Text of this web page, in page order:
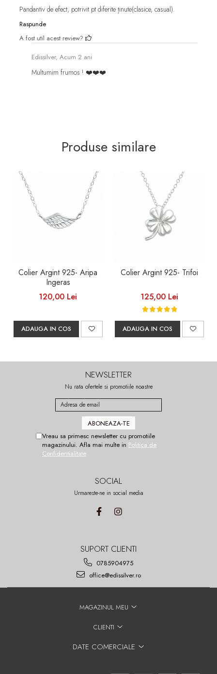
Pandantiv de efect, potrivit pt diferite ținute(clasice, casual).
Raspunde
A fost util acest review?
Edissilver, Acum 2 ani
Multumim frumos ! ❤️❤️❤️
Produse similare
Colier Argint 925- Aripa
Ingeras
120,00 Lei
ADAUGA IN COS
Colier Argint 925- Trifoi
125,00 Lei
ADAUGA IN COS
NEWSLETTER
Nu rata ofertele si promotiile noastre
Vreau sa primesc newsletter cu promotiile
magazinului. Afla mai multe in Politica de
Confidentialitate
SOCIAL
Urmareste-ne in social media
SUPORT CLIENTI
0785904975
office@edissilver.ro
MAGAZINUL MEU
CLIENTI
DATE COMERCIALE